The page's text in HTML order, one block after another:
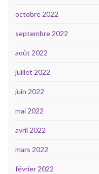
octobre 2022
septembre 2022
août 2022
juillet 2022
juin 2022
mai 2022
avril 2022
mars 2022
février 2022